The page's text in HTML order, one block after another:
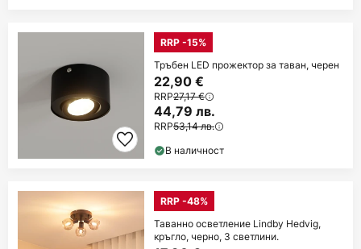
RRP -15%
Тръбен LED прожектор за таван, черен
22,90 €
RRP27,17 €
44,79 лв.
RRP53,14 лв.
В наличност
RRP -48%
Таванно осветление Lindby Hedvig,
кръгло, черно, 3 светлини.